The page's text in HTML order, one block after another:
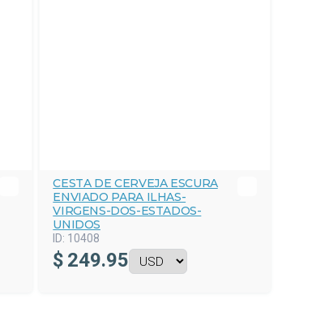
CESTA DE CERVEJA ESCURA
ENVIADO PARA ILHAS-
VIRGENS-DOS-ESTADOS-
UNIDOS
ID: 10408
$ 249.95